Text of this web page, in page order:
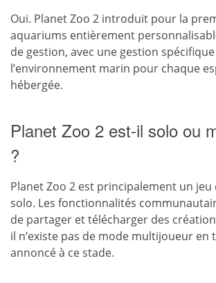
Oui. Planet Zoo 2 introduit pour la
aquariums entièrement
de gestion, avec une gestion
l’environnement marin pour chaque
hébergée.
Planet Zoo 2 est-il solo ou
?
Planet Zoo 2 est principalement un jeu
solo. Les fonctionnalités
de partager et télécharger des
il n’existe pas de mode multijoueur en
annoncé à ce stade.